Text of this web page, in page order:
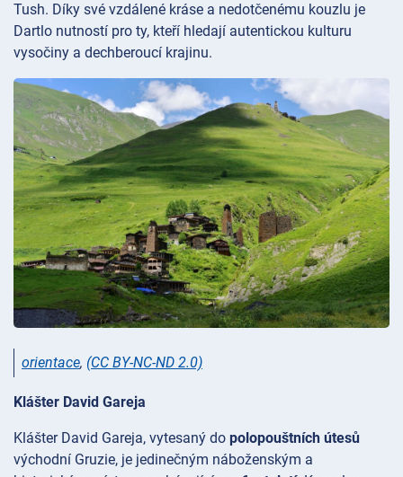
Tush. Díky své vzdálené kráse a nedotčenému kouzlu je
Dartlo nutností pro ty, kteří hledají autentickou kulturu
vysočiny a dechberoucí krajinu.
orientace, (CC BY-NC-ND 2.0)
Klášter David Gareja
Klášter David Gareja, vytesaný do polopouštních útesů
východní Gruzie, je jedinečným náboženským a